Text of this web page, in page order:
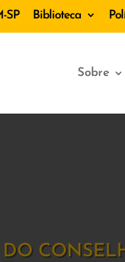
SP Biblioteca
Sobre